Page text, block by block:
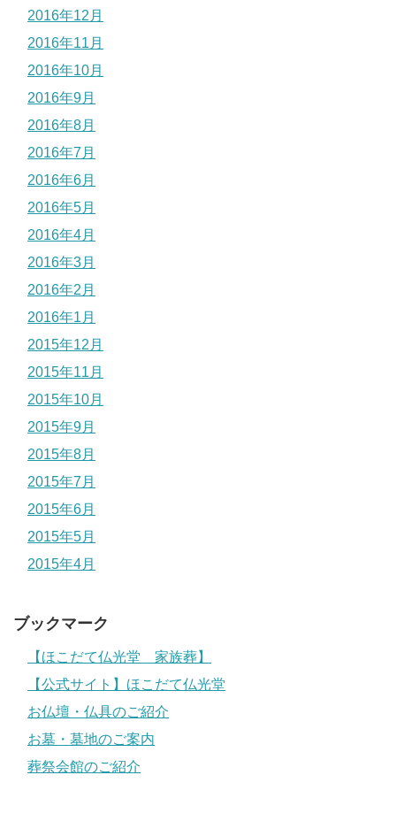
2016年12月
2016年11月
2016年10月
2016年9月
2016年8月
2016年7月
2016年6月
2016年5月
2016年4月
2016年3月
2016年2月
2016年1月
2015年12月
2015年11月
2015年10月
2015年9月
2015年8月
2015年7月
2015年6月
2015年5月
2015年4月
ブックマーク
【ほこだて仏光堂 家族葬】
【公式サイト】ほこだて仏光堂
お仏壇・仏具のご紹介
お墓・墓地のご案内
葬祭会館のご紹介